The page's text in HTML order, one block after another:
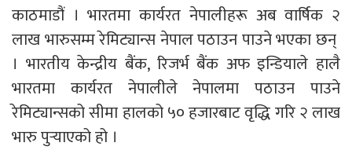
काठमाडौं । भारतमा कार्यरत नेपालीहरू अब वार्षिक २
लाख भारुसम्म रेमिट्यान्स नेपाल पठाउन पाउने भएका छन्
। भारतीय केन्द्रीय बैंक, रिजर्भ बैंक अफ इन्डियाले हालै
भारतमा कार्यरत नेपालीले नेपालमा पठाउन पाउने
रेमिट्यान्सको सीमा हालको ५० हजारबाट वृद्धि गरि २ लाख
भारु पुर्‍याएको हो ।